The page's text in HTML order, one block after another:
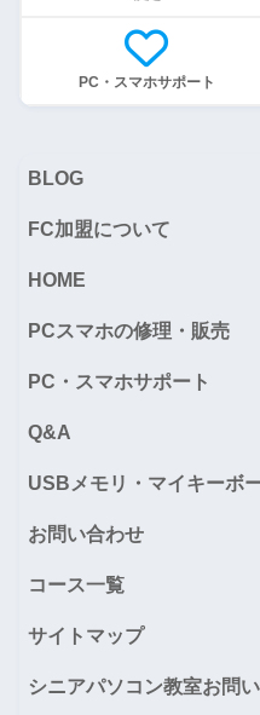
PC・スマホサポート
BLOG
FC加盟について
HOME
PCスマホの修理・販売
PC・スマホサポート
Q&A
USBメモリ・マイキーボ
お問い合わせ
コース一覧
サイトマップ
シニアパソコン教室お問